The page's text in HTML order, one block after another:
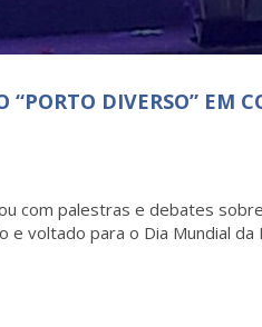
“PORTO DIVERSO” EM
com palestras e debates
voltado para o Dia Mundial da